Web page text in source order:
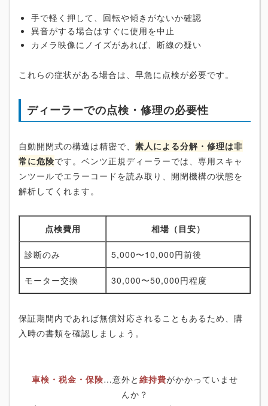
手で軽く押して、回転や傾きがないか確認
異音がする場合はすぐに使用を中止
カメラ映像にノイズがあれば、断線の疑い
これらの症状がある場合は、早急に点検が必要です。
ディーラーでの点検・修理の必要性
自動開閉式の構造は精密で、 素人による分解・修理は非
常に危険です。ベンツ正規ディーラーでは、専用スキャ
ンツールでエラーコードを読み取り、開閉機構の状態を
解析してくれます。
点検費用 相場（目安）
診断のみ 5,000〜10,000円前後
モーター交換 30,000〜50,000円程度
保証期間内であれば無償対応されることもあるため、購
入時の書類を確認しましょう。
車検・税金・保険…意外と 維持費がかかっていませ
んか？